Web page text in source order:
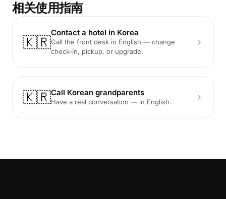
相关使用指南
🇰🇷
Contact a hotel in Korea
Call the front desk in English — change
check-in, pickup, or upgrade.
🇰🇷Call Korean grandparents
Have a real conversation — in English.